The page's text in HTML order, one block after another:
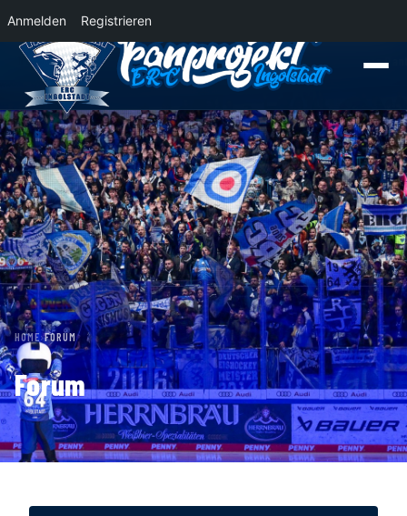
Anmelden Registrieren
News
Der Panther Express 2026/2027 rollt nach Krefeld! Wohin rollt der
HOME›FORUM
Forum